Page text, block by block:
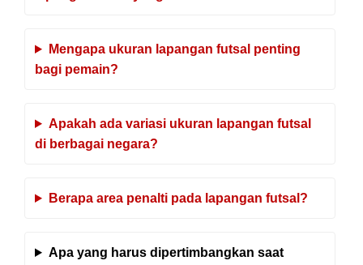
Mengapa ukuran lapangan futsal penting
bagi pemain?
Apakah ada variasi ukuran lapangan futsal
di berbagai negara?
Berapa area penalti pada lapangan futsal?
Apa yang harus dipertimbangkan saat